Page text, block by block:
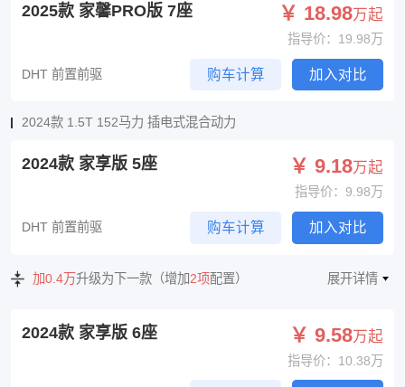
2025款 家馨PRO版 7座 ￥ 18.98万起
指导价：19.98万
DHT 前置前驱 购车计算 加入对比
2024款 1.5T 152马力 插电式混合动力
2024款 家享版 5座 ￥ 9.18万起
指导价：9.98万
DHT 前置前驱 购车计算 加入对比
加0.4万升级为下一款（增加2项配置） 展开详情
2024款 家享版 6座 ￥ 9.58万起
指导价：10.38万